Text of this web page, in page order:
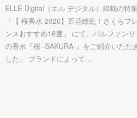
ELLE Digital（エル デジタル）掲載の特
「【 桜香水 2026】百花繚乱！さくらフ
ンスおすすめ16選」 にて、パルファンサ
の香水『桜 -SAKURA-』をご紹介いただ
した。 ブランドによって…